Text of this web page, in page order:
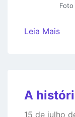
Foto
Leia Mais
A
15 de julho